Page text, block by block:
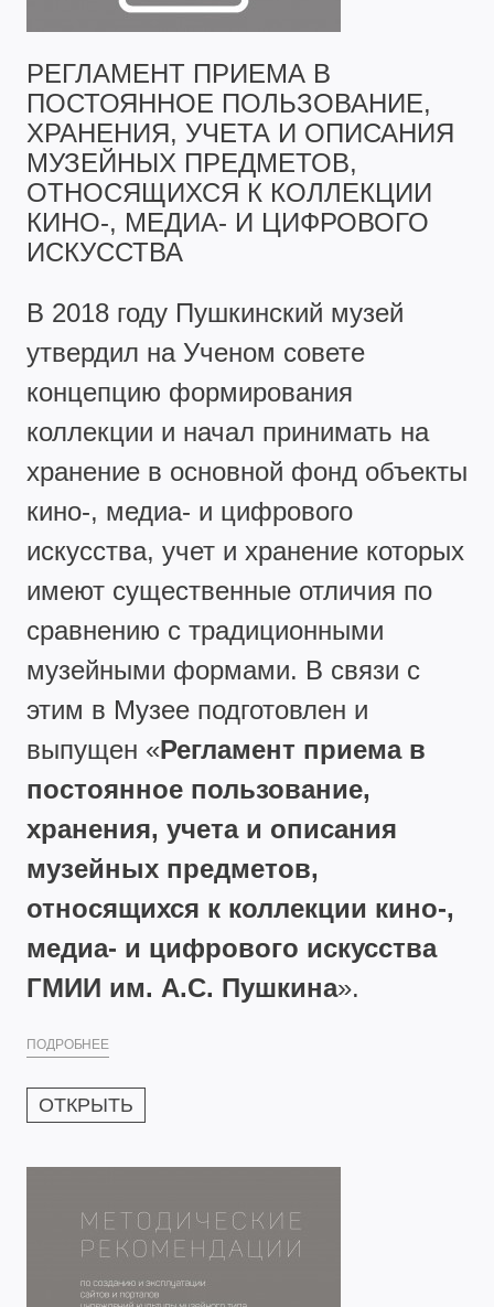
РЕГЛАМЕНТ ПРИЕМА В
ПОСТОЯННОЕ ПОЛЬЗОВАНИЕ,
ХРАНЕНИЯ, УЧЕТА И ОПИСАНИЯ
МУЗЕЙНЫХ ПРЕДМЕТОВ,
ОТНОСЯЩИХСЯ К КОЛЛЕКЦИИ
КИНО-, МЕДИА- И ЦИФРОВОГО
ИСКУССТВА
В 2018 году Пушкинский музей
утвердил на Ученом совете
концепцию формирования
коллекции и начал принимать на
хранение в основной фонд объекты
кино-, медиа- и цифрового
искусства, учет и хранение которых
имеют существенные отличия по
сравнению с традиционными
музейными формами. В связи с
этим в Музее подготовлен и
выпущен «Регламент приема в
постоянное пользование,
хранения, учета и описания
музейных предметов,
относящихся к коллекции кино-,
медиа- и цифрового искусства
ГМИИ им. А.С. Пушкина».
ПОДРОБНЕЕ
ОТКРЫТЬ